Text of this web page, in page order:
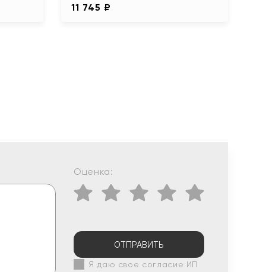
11 745 ₽
Оценка:
ОТПРАВИТЬ
Я даю свое согласие ИП